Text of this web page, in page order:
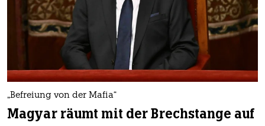
„Befreiung von der Mafia“
Magyar räumt mit der Brechstange auf